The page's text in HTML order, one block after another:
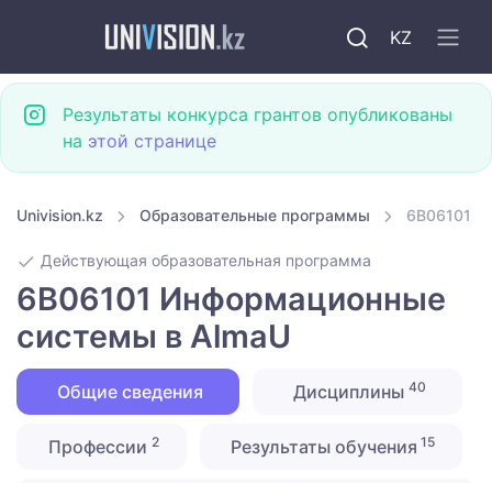
KZ
Результаты конкурса грантов опубликованы
на этой странице
Univision.kz Образовательные программы 6B06101
Действующая образовательная программа
6B06101 Информационные
системы в AlmaU
Общие сведения Дисциплины 40
Профессии 2 Результаты обучения 15